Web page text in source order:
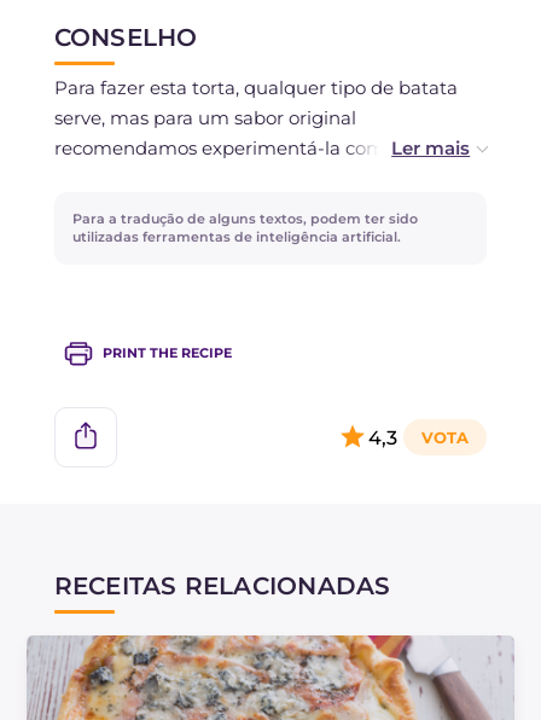
CONSELHO
Para fazer esta torta, qualquer tipo de batata
serve, mas para um sabor original
recomendamos experimentá-la com batatas
No lugar do gorgonzola, você pode usar queijo
batata, você pode usar espinafre no lugar do
presunto.
Para a tradução de alguns textos, podem ter sido
utilizadas ferramentas de inteligência artificial.
PRINT THE RECIPE
4,3
RECEITAS RELACIONADAS